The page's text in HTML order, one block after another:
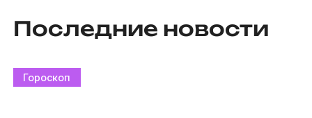
Последние новости
Гороскоп